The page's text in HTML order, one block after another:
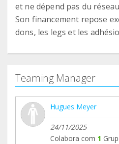
et ne dépend pas du
Son financement repose
dons, les legs et les
Teaming Manager
Hugues Meyer
24/11/2025
Colabora com 1